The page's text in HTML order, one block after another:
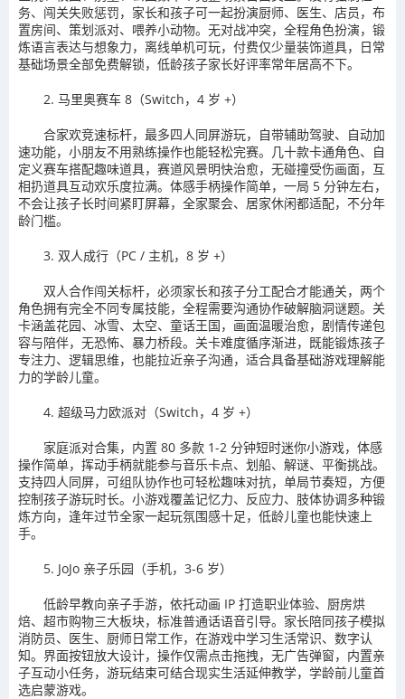
务、闯关失败惩罚，家长和孩子可一起扮演厨师、医生、店员，布
置房间、策划派对、喂养小动物。无对战冲突，全程角色扮演，锻
炼语言表达与想象力，离线单机可玩，付费仅少量装饰道具，日常
基础场景全部免费解锁，低龄孩子家长好评率常年居高不下。
2. 马里奥赛车 8（Switch，4 岁 +）
合家欢竞速标杆，最多四人同屏游玩，自带辅助驾驶、自动加
速功能，小朋友不用熟练操作也能轻松完赛。几十款卡通角色、自
定义赛车搭配趣味道具，赛道风景明快治愈，无碰撞受伤画面，互
相扔道具互动欢乐度拉满。体感手柄操作简单，一局 5 分钟左右，
不会让孩子长时间紧盯屏幕，全家聚会、居家休闲都适配，不分年
龄门槛。
3. 双人成行（PC / 主机，8 岁 +）
双人合作闯关标杆，必须家长和孩子分工配合才能通关，两个
角色拥有完全不同专属技能，全程需要沟通协作破解脑洞谜题。关
卡涵盖花园、冰雪、太空、童话王国，画面温暖治愈，剧情传递包
容与陪伴，无恐怖、暴力桥段。关卡难度循序渐进，既能锻炼孩子
专注力、逻辑思维，也能拉近亲子沟通，适合具备基础游戏理解能
力的学龄儿童。
4. 超级马力欧派对（Switch，4 岁 +）
家庭派对合集，内置 80 多款 1-2 分钟短时迷你小游戏，体感
操作简单，挥动手柄就能参与音乐卡点、划船、解谜、平衡挑战。
支持四人同屏，可组队协作也可轻松趣味对抗，单局节奏短，方便
控制孩子游玩时长。小游戏覆盖记忆力、反应力、肢体协调多种锻
炼方向，逢年过节全家一起玩氛围感十足，低龄儿童也能快速上
手。
5. JoJo 亲子乐园（手机，3-6 岁）
低龄早教向亲子手游，依托动画 IP 打造职业体验、厨房烘
焙、超市购物三大板块，标准普通话语音引导。家长陪同孩子模拟
消防员、医生、厨师日常工作，在游戏中学习生活常识、数字认
知。界面按钮放大设计，操作仅需点击拖拽，无广告弹窗，内置亲
子互动小任务，游玩结束可结合现实生活延伸教学，学龄前儿童首
选启蒙游戏。